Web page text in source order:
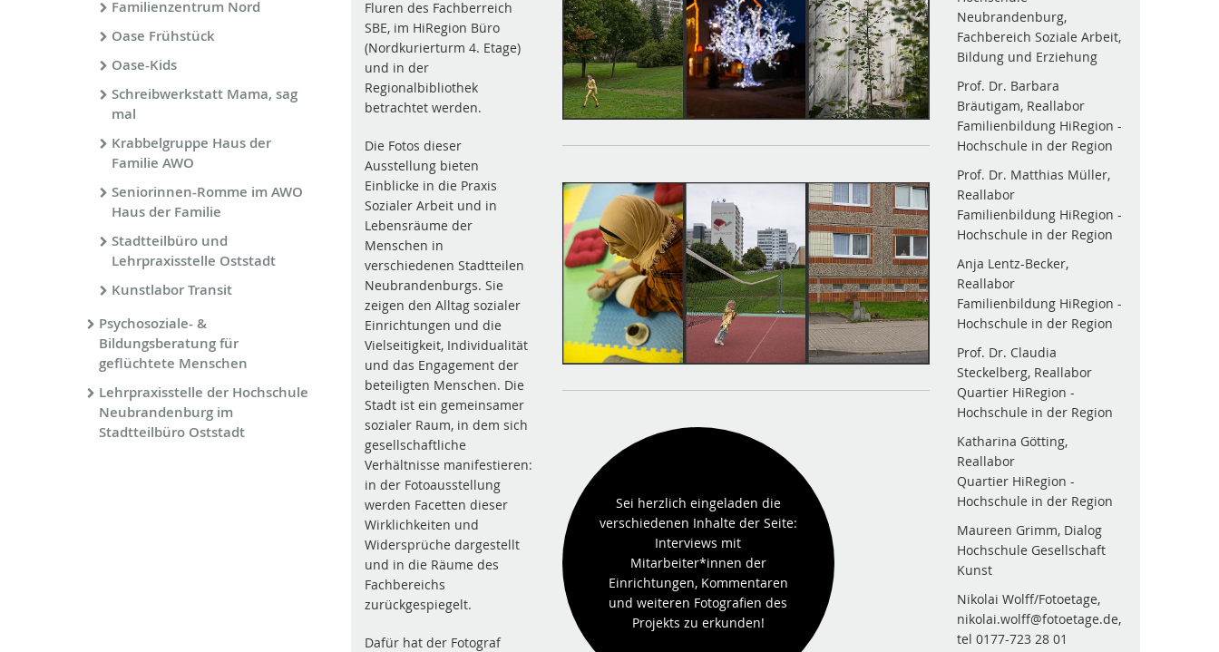
Familienzentrum Nord
Oase Frühstück
Oase-Kids
Schreibwerkstatt Mama, sag
mal
Krabbelgruppe Haus der
Familie AWO
Seniorinnen-Romme im AWO
Haus der Familie
Stadtteilbüro und
Lehrpraxisstelle Oststadt
Kunstlabor Transit
Psychosoziale- &
Bildungsberatung für
geflüchtete Menschen
Lehrpraxisstelle der Hochschule
Neubrandenburg im
Stadtteilbüro Oststadt
Fluren des Fachberreich
SBE, im HiRegion Büro
(Nordkurierturm 4. Etage)
und in der
Regionalbibliothek
betrachtet werden.
Die Fotos dieser
Ausstellung bieten
Einblicke in die Praxis
Sozialer Arbeit und in
Lebensräume der
Menschen in
verschiedenen Stadtteilen
Neubrandenburgs. Sie
zeigen den Alltag sozialer
Einrichtungen und die
Vielseitigkeit, Individualität
und das Engagement der
beteiligten Menschen. Die
Stadt ist ein gemeinsamer
sozialer Raum, in dem sich
gesellschaftliche
Verhältnisse manifestieren:
in der Fotoausstellung
werden Facetten dieser
Wirklichkeiten und
Widersprüche dargestellt
und in die Räume des
Fachbereichs
zurückgespiegelt.
Dafür hat der Fotograf
Sei herzlich eingeladen die
verschiedenen Inhalte der Seite:
Interviews mit
Mitarbeiter*innen der
Einrichtungen, Kommentaren
und weiteren Fotografien des
Projekts zu erkunden!
Neubrandenburg,
Fachbereich Soziale Arbeit,
Bildung und Erziehung
Prof. Dr. Barbara
Bräutigam, Reallabor
Familienbildung HiRegion -
Hochschule in der Region
Prof. Dr. Matthias Müller,
Reallabor
Familienbildung HiRegion -
Hochschule in der Region
Anja Lentz-Becker,
Reallabor
Familienbildung HiRegion -
Hochschule in der Region
Prof. Dr. Claudia
Steckelberg, Reallabor
Quartier HiRegion -
Hochschule in der Region
Katharina Götting,
Reallabor
Quartier HiRegion -
Hochschule in der Region
Maureen Grimm, Dialog
Hochschule Gesellschaft
Kunst
Nikolai Wolff/Fotoetage,
nikolai.wolff@fotoetage.de,
tel 0177-723 28 01